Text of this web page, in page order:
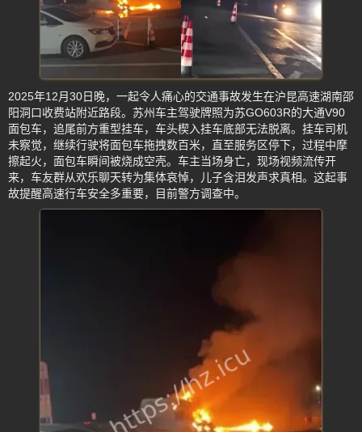
2025年12月30日晚，一起令人痛心的交通事故发生在沪昆高速湖南邵
阳洞口收费站附近路段。苏州车主驾驶牌照为苏GO603R的大通V90
面包车，追尾前方重型挂车，车头楔入挂车底部无法脱离。挂车司机
未察觉，继续行驶将面包车拖拽数百米，直至服务区停下，过程中摩
擦起火，面包车瞬间被烧成空壳。车主当场身亡，现场视频流传开
来，车友群从欢乐聊天转为集体哀悼，儿子含泪发声求真相。这起事
故提醒高速行车安全多重要，目前警方调查中。